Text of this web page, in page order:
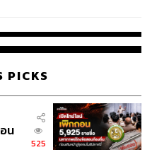
ระบุแบรนด์
PICKS
น
525